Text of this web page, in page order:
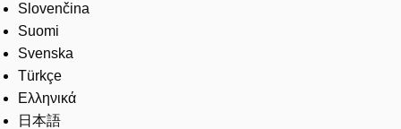
Slovenčina
Suomi
Svenska
Türkçe
Ελληνικά
日本語